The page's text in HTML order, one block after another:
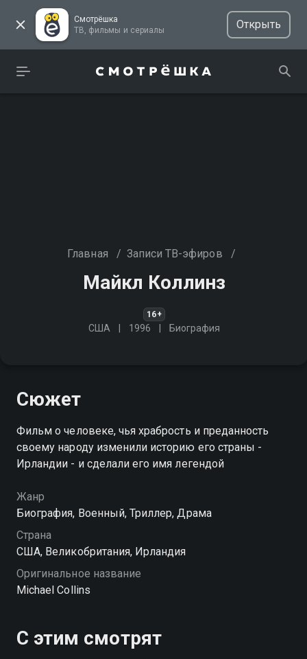
Смотрёшка
ТВ, фильмы и сериалы
Открыть
Главная / Записи ТВ-эфиров /
Майкл Коллинз
16+
США 1996 Биография
Сюжет
Фильм о человеке, чья храбрость и преданность
своему народу изменили историю его страны -
Ирландии - и сделали его имя легендой
Жанр
Биография, Военный, Триллер, Драма
Страна
США, Великобритания, Ирландия
Оригинальное название
Michael Collins
С этим смотрят